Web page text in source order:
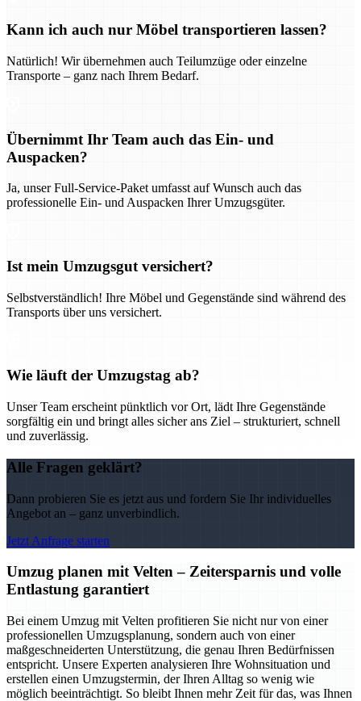
Kann ich auch nur Möbel transportieren lassen?
Natürlich! Wir übernehmen auch Teilumzüge oder einzelne
Transporte – ganz nach Ihrem Bedarf.
Übernimmt Ihr Team auch das Ein- und
Auspacken?
Ja, unser Full-Service-Paket umfasst auf Wunsch auch das
professionelle Ein- und Auspacken Ihrer Umzugsgüter.
Ist mein Umzugsgut versichert?
Selbstverständlich! Ihre Möbel und Gegenstände sind während des
Transports über uns versichert.
Wie läuft der Umzugstag ab?
Unser Team erscheint pünktlich vor Ort, lädt Ihre Gegenstände
sorgfältig ein und bringt alles sicher ans Ziel – strukturiert, schnell
und zuverlässig.
Alle Fragen geklärt?
Dann probieren Sie es jetzt aus und fordern Sie Ihr individuelles
Angebot an – ganz unverbindlich.
Jetzt Anfrage starten
Umzug planen mit Velten – Zeitersparnis und volle
Entlastung garantiert
Bei einem Umzug mit Velten profitieren Sie nicht nur von einer
professionellen Umzugsplanung, sondern auch von einer
maßgeschneiderten Unterstützung, die genau Ihren Bedürfnissen
entspricht. Unsere Experten analysieren Ihre Wohnsituation und
erstellen einen Umzugstermin, der Ihren Alltag so wenig wie
möglich beeinträchtigt. So bleibt Ihnen mehr Zeit für das, was Ihnen